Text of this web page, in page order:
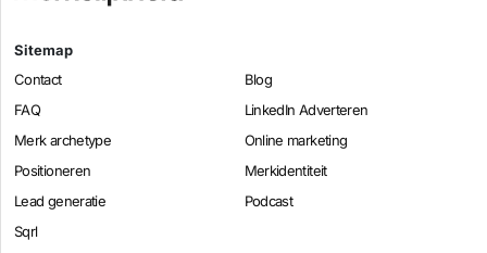
Sitemap
Contact
Blog
FAQ
LinkedIn Adverteren
Merk archetype
Online marketing
Positioneren
Merkidentiteit
Lead generatie
Podcast
Sqrl